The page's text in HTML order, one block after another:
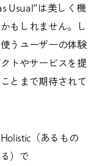
Usual”は美しく機
もしれません。し
うユーザーの体験
トやサービスを提
とまで期待されて
（あるもの
）で